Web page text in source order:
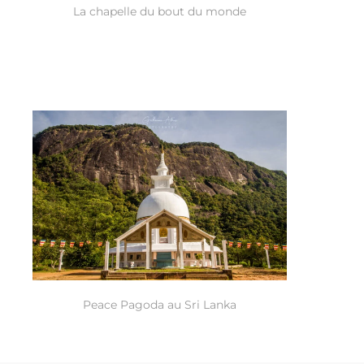
La chapelle du bout du monde
Peace Pagoda au Sri Lanka